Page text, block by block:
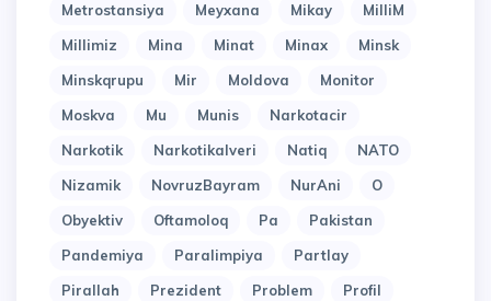
Metrostansiya
Meyxana Mikay
MilliM
Millimiz
Mina Minat Minax
Minsk
Minskqrupu
Mir Moldova
Monitor
Moskva
Mu Munis
Narkotacir
Narkotik
Narkotikalveri Natiq
NATO
Nizamik
NovruzBayram NurAni
O
Obyektiv
Oftamoloq Pa
Pakistan
Pandemiya
Paralimpiya
Partlay
Pirallah
Prezident Problem
Profil